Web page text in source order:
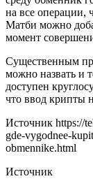
на все операции,
Матби можно
момент
Существенным
можно назвать и
доступен
что ввод крипты
Источник https://
gde-vygodnee-
obmennike.html
Источник